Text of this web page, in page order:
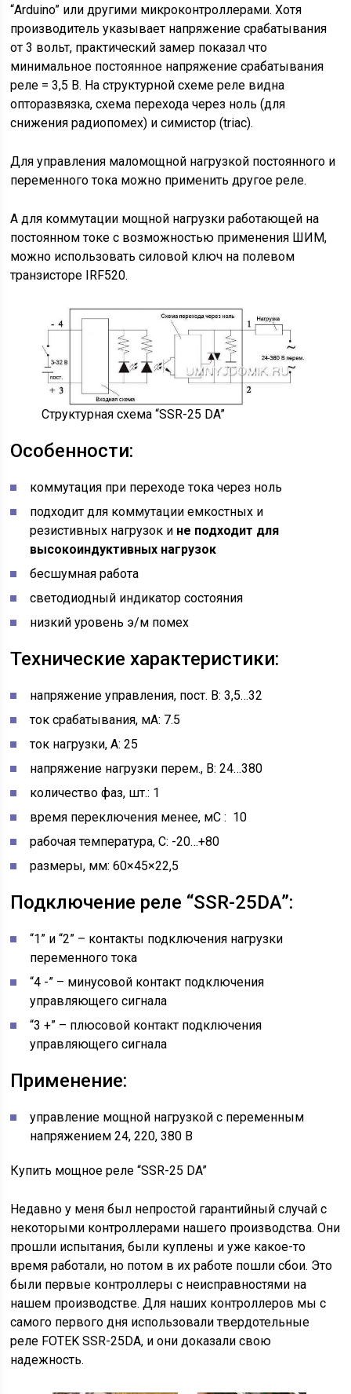
“Arduino” или другими микроконтроллерами. Хотя
производитель указывает напряжение срабатывания
от 3 вольт, практический замер показал что
минимальное постоянное напряжение срабатывания
реле = 3,5 В. На структурной схеме реле видна
опторазвязка, схема перехода через ноль (для
снижения радиопомех) и симистор (triac).
Для управления маломощной нагрузкой постоянного и
переменного тока можно применить другое реле.
А для коммутации мощной нагрузки работающей на
постоянном токе с возможностью применения ШИМ,
можно использовать силовой ключ на полевом
транзисторе IRF520.
Структурная схема “SSR-25 DA”
Особенности:
коммутация при переходе тока через ноль
подходит для коммутации емкостных и
резистивных нагрузок и не подходит для
высокоиндуктивных нагрузок
бесшумная работа
светодиодный индикатор состояния
низкий уровень э/м помех
Технические характеристики:
напряжение управления, пост. В: 3,5…32
ток срабатывания, мА: 7.5
ток нагрузки, А: 25
напряжение нагрузки перем., В: 24…380
количество фаз, шт.: 1
время переключения менее, мС : 10
рабочая температура, C: -20…+80
размеры, мм: 60×45×22,5
Подключение реле “SSR-25DA”:
“1” и “2” – контакты подключения нагрузки
переменного тока
“4 -” – минусовой контакт подключения
управляющего сигнала
“3 +” – плюсовой контакт подключения
управляющего сигнала
Применение:
управление мощной нагрузкой с переменным
напряжением 24, 220, 380 В
Купить мощное реле “SSR-25 DA”
Недавно у меня был непростой гарантийный случай с
некоторыми контроллерами нашего производства. Они
прошли испытания, были куплены и уже какое-то
время работали, но потом в их работе пошли сбои. Это
были первые контроллеры с неисправностями на
нашем производстве. Для наших контроллеров мы с
самого первого дня использовали твердотельные
реле FOTEK SSR-25DA, и они доказали свою
надежность.